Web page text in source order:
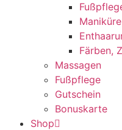
Maniküre
Färben,
Massagen
Fußpflege
Gutschein
Bonuskarte
Shop